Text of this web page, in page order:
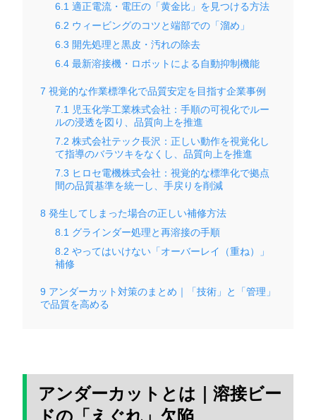
6.1 適正電流・電圧の「黄金比」を見つける方法
6.2 ウィービングのコツと端部での「溜め」
6.3 開先処理と黒皮・汚れの除去
6.4 最新溶接機・ロボットによる自動抑制機能
7 視覚的な作業標準化で品質安定を目指す企業事例
7.1 児玉化学工業株式会社：手順の可視化でルー
ルの浸透を図り、品質向上を推進
7.2 株式会社テック長沢：正しい動作を視覚化し
て指導のバラツキをなくし、品質向上を推進
7.3 ヒロセ電機株式会社：視覚的な標準化で拠点
間の品質基準を統一し、手戻りを削減
8 発生してしまった場合の正しい補修方法
8.1 グラインダー処理と再溶接の手順
8.2 やってはいけない「オーバーレイ（重ね）」
補修
9 アンダーカット対策のまとめ｜「技術」と「管理」
で品質を高める
アンダーカットとは｜溶接ビー
ドの「えぐれ」欠陥